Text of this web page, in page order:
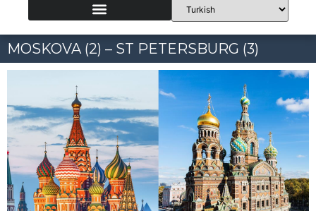
MOSKOVA (2) – ST PETERSBURG (3)